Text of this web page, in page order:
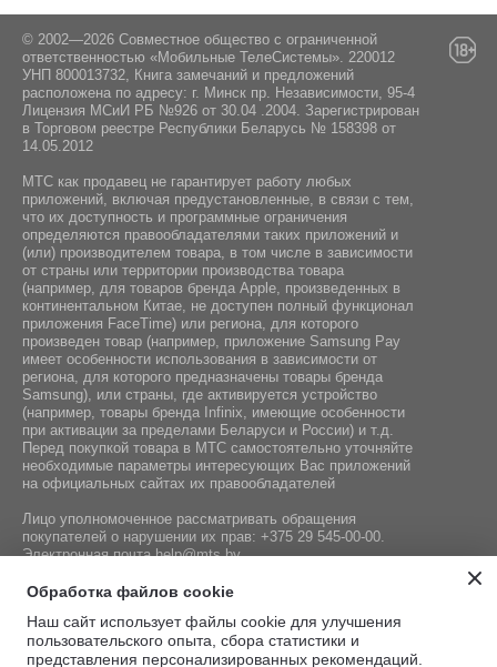
© 2002—2026 Совместное общество с ограниченной
ответственностью «Мобильные ТелеСистемы». 220012
УНП 800013732, Книга замечаний и предложений
расположена по адресу: г. Минск пр. Независимости, 95-4
Лицензия МСиИ РБ №926 от 30.04 .2004. Зарегистрирован
в Торговом реестре Республики Беларусь № 158398 от
14.05.2012
МТС как продавец не гарантирует работу любых
приложений, включая предустановленные, в связи с тем,
что их доступность и программные ограничения
определяются правообладателями таких приложений и
(или) производителем товара, в том числе в зависимости
от страны или территории производства товара
(например, для товаров бренда Apple, произведенных в
континентальном Китае, не доступен полный функционал
приложения FaceTime) или региона, для которого
произведен товар (например, приложение Samsung Pay
имеет особенности использования в зависимости от
региона, для которого предназначены товары бренда
Samsung), или страны, где активируется устройство
(например, товары бренда Infiniх, имеющие особенности
при активации за пределами Беларуси и России) и т.д.
Перед покупкой товара в МТС самостоятельно уточняйте
необходимые параметры интересующих Вас приложений
на официальных сайтах их правообладателей
Лицо уполномоченное рассматривать обращения
покупателей о нарушении их прав: +375 29 545-00-00.
Электронная почтаhelp@mts.by
Номер телефона работников местных исполнительных и
регистрации СООО «Мобильные ТелеСистемы»,
уполномоченных рассматривать обращения покупателей:
+375 17 215-14-65
Обработка файлов cookie
Наш сайт использует файлы cookie для улучшения
пользовательского опыта, сбора статистики и
представления персонализированных рекомендаций.